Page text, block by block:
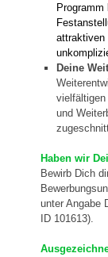
attraktiven
Deine
und
Haben wir
Bewirb Dich
unter Angabe
ID 101613).